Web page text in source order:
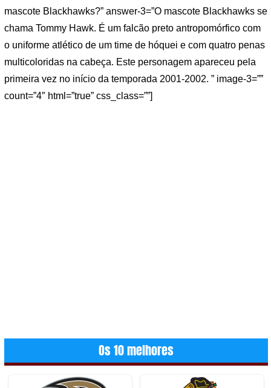
mascote Blackhawks?” answer-3=”O mascote Blackhawks se
chama Tommy Hawk. É um falcão preto antropomórfico com
o uniforme atlético de um time de hóquei e com quatro penas
multicoloridas na cabeça. Este personagem apareceu pela
primeira vez no início da temporada 2001-2002. ” image-3=””
count=”4″ html=”true” css_class=””]
Os 10 melhores